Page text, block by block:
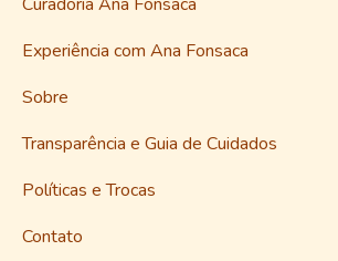
Experiência com Ana Fonsaca
Sobre
Transparência e Guia de Cuidados
Políticas e Trocas
Contato